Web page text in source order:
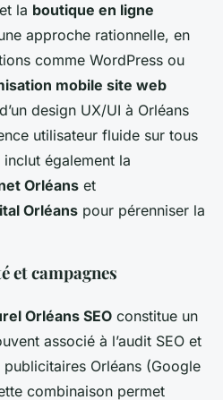
et la boutique en ligne
approche rationnelle, en
comme WordPress ou
mobile site web
design UX/UI à Orléans
utilisateur fluide sur tous
également la
Orléans et
Orléans pour pérenniser la
et campagnes
Orléans SEO constitue un
associé à l’audit SEO et
Orléans (Google
combinaison permet